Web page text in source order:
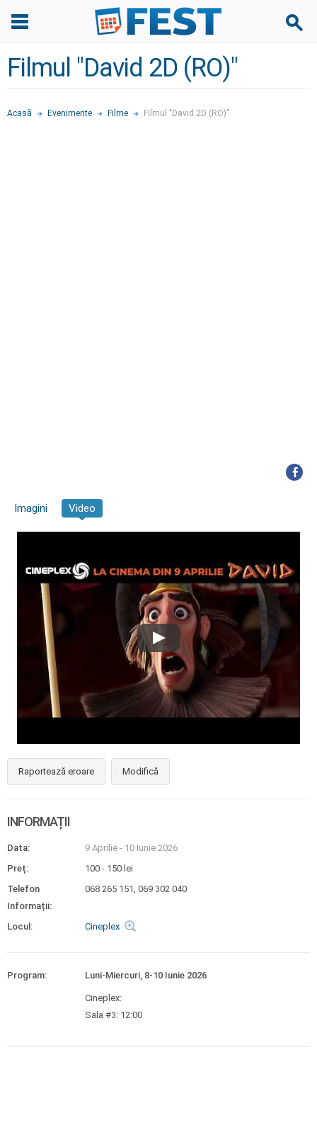
Filmul "David 2D (RO)"
Acasă Evenimente Filme Filmul "David 2D (RO)"
Imagini Video
Raportează eroare Modifică
INFORMAȚII
Data: 9 Aprilie - 10 Iunie 2026
Preț:
100 - 150 lei
Telefon
Informații:
068 265 151, 069 302 040
Locul: Cineplex
Program: Luni-Miercuri, 8-10 Iunie 2026
Cineplex:
Sala #3: 12:00